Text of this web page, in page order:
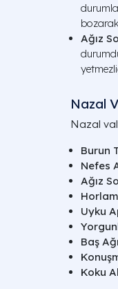
Ağız
Nazal
Nazal
Burun
Nefes
Ağız
Uyku
Baş
Koku